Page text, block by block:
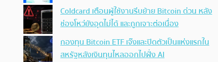
Coldcard เตือนผู้ใช้งานรีบย้าย Bitcoin ด่วน หลัง
ช่องโหว่ยังอุดไม่ได้ และถูกเจาะต่อเนื่อง
กองทุน Bitcoin ETF เจ๊งและปิดตัวเป็นแห่งแรกใน
สหรัฐหลังเงินทุนไหลออกไปฝั่ง AI